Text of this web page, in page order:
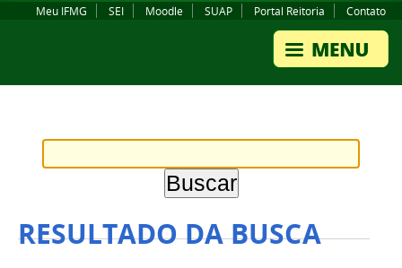
Meu IFMG SEI Moodle SUAP Portal Reitoria Contato
RESULTADO DA BUSCA